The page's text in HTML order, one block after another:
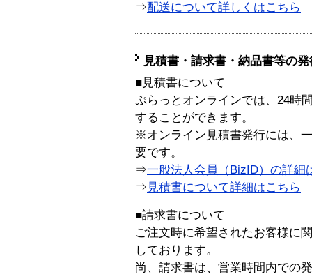
⇒配送について詳しくはこちら
見積書・請求書・納品書等の
■見積書について
ぷらっとオンラインでは、24時
することができます。
※オンライン見積書発行には、
要です。
⇒一般法人会員（BizID）の詳細
⇒ 見積書について詳細はこちら
■請求書について
ご注文時に希望されたお客様に
しております。
尚、請求書は、営業時間内での